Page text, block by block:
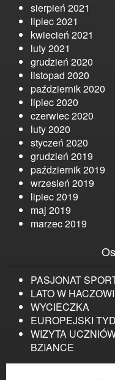
sierpień 2021
lipiec 2021
kwiecień 2021
luty 2021
grudzień 2020
listopad 2020
październik 2020
lipiec 2020
czerwiec 2020
luty 2020
styczeń 2020
grudzień 2019
październik 2019
wrzesień 2019
lipiec 2019
maj 2019
marzec 2019
PASJONAT
LATO W
WYCIECZKA
EUROPEJSKI
WIZYTA
BZIANCE